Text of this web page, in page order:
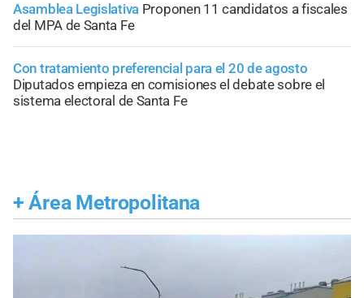
Asamblea Legislativa Proponen 11 candidatos a fiscales
del MPA de Santa Fe
Con tratamiento preferencial para el 20 de agosto
Diputados empieza en comisiones el debate sobre el
sistema electoral de Santa Fe
+ Área Metropolitana